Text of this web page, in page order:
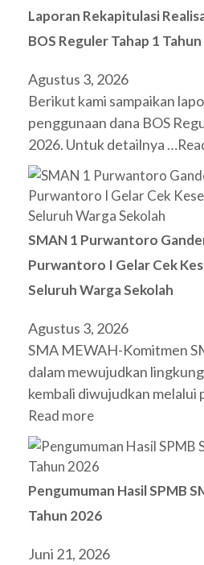
Laporan Rekapitulasi
BOS Reguler Tahap 1
Agustus 3, 2026
Berikut kami sampaikan
penggunaan dana BOS
2026. Untuk detailnya …
SMAN 1 Purwantoro
Purwantoro I Gelar Cek
Seluruh Warga Sekolah
Agustus 3, 2026
SMA MEWAH-Komitmen
dalam mewujudkan
kembali diwujudkan
Read more
Pengumuman Hasil SPMB
Tahun 2026
Juni 21, 2026